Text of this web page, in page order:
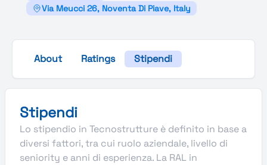
Via Meucci 26, Noventa Di Piave, Italy
About Ratings Stipendi
Stipendi
Lo stipendio in Tecnostrutture è definito in base a
diversi fattori, tra cui ruolo aziendale, livello di
seniority e anni di esperienza. La RAL in